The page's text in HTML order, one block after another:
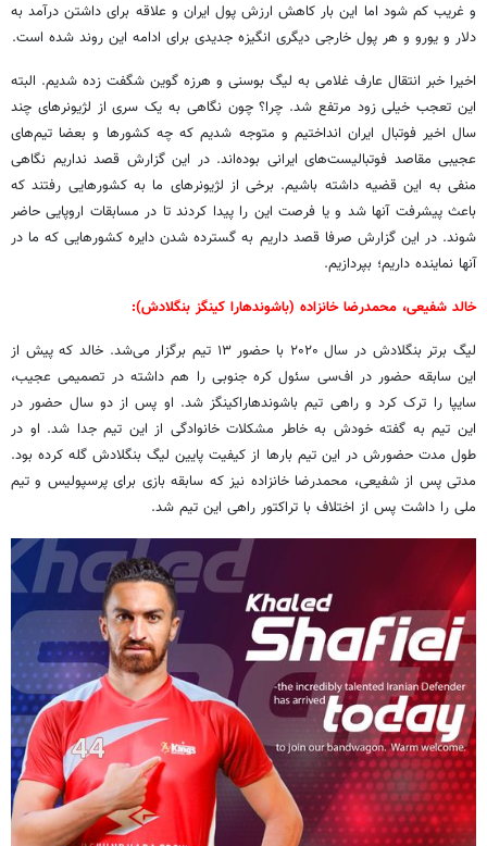
و غریب کم شود اما این بار کاهش ارزش پول ایران و علاقه برای داشتن درآمد به
دلار و یورو و هر پول خارجی دیگری انگیزه جدیدی برای ادامه این روند شده است.
اخیرا خبر انتقال عارف غلامی به لیگ بوسنی و هرزه گوین شگفت زده شدیم. البته
این تعجب خیلی زود مرتفع شد. چرا؟ چون نگاهی به یک سری از لژیونرهای چند
سال اخیر فوتبال ایران انداختیم و متوجه شدیم که چه کشورها و بعضا تیم‌های
عجیبی مقاصد فوتبالیست‌های ایرانی بوده‌اند. در این گزارش قصد نداریم نگاهی
منفی به این قضیه داشته باشیم. برخی از لژیونرهای ما به کشورهایی رفتند که
باعث پیشرفت آنها شد و یا فرصت این را پیدا کردند تا در مسابقات اروپایی حاضر
شوند. در این گزارش صرفا قصد داریم به گسترده شدن دایره کشورهایی که ما در
آنها نماینده داریم؛ بپردازیم.
خالد شفیعی، محمدرضا خانزاده (باشوندهارا کینگز بنگلادش):
لیگ برتر بنگلادش در سال ۲۰۲۰ با حضور ۱۳ تیم برگزار می‌شد. خالد که پیش از
این سابقه حضور در اف‌سی سئول کره جنوبی را هم داشته در تصمیمی عجیب،
سایپا را ترک کرد و راهی تیم باشوندهاراکینگز شد. او پس از دو سال حضور در
این تیم به گفته خودش به خاطر مشکلات خانوادگی از این تیم جدا شد. او در
طول مدت حضورش در این تیم بارها از کیفیت پایین لیگ بنگلادش گله کرده بود.
مدتی پس از شفیعی، محمدرضا خانزاده نیز که سابقه بازی برای پرسپولیس و تیم
ملی را داشت پس از اختلاف با تراکتور راهی این تیم شد.